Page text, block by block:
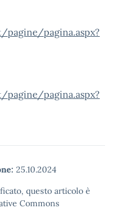
pagina.aspx?
pagina.aspx?
25.10.2024
questo articolo è
Commons